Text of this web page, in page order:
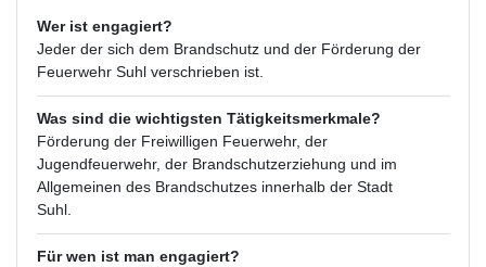
Wer ist engagiert?
Jeder der sich dem Brandschutz und der Förderung der
Feuerwehr Suhl verschrieben ist.
Was sind die wichtigsten Tätigkeitsmerkmale?
Förderung der Freiwilligen Feuerwehr, der
Jugendfeuerwehr, der Brandschutzerziehung und im
Allgemeinen des Brandschutzes innerhalb der Stadt
Suhl.
Für wen ist man engagiert?